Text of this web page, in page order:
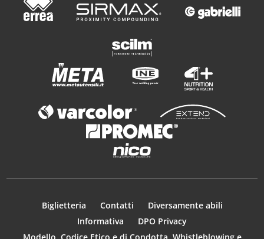
Biglietteria Contatti
Diversamente abili
Informativa
DPO Privacy